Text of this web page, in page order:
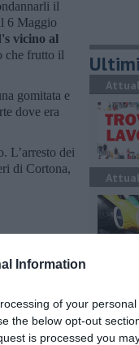
Information
of your personal
the below opt-out
is processed you
il
6 Maggio
vicino al
che frutto il
gomitata e
dove era
L’arresto dei
di Cortona,